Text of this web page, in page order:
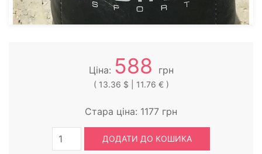
Ціна: 588 грн
( 13.36 $ | 11.76 € )
Стара ціна: 1177 грн
ДОДАТИ ДО КОШИКА